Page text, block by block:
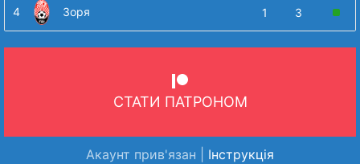
4 Зоря 1 3
СТАТИ ПАТРОНОМ
Акаунт прив'язан | Інструкція